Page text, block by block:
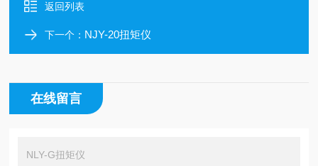
返回列表
下一个： NJY-20扭矩仪
在线留言